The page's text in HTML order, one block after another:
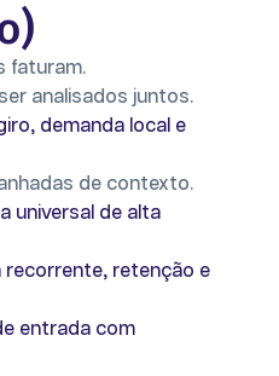
faturam.
analisados juntos.
demanda local e
de contexto.
universal de alta
recorrente, retenção e
entrada com